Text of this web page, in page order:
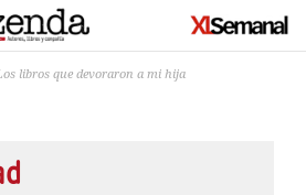
libros que devoraron a mi hija